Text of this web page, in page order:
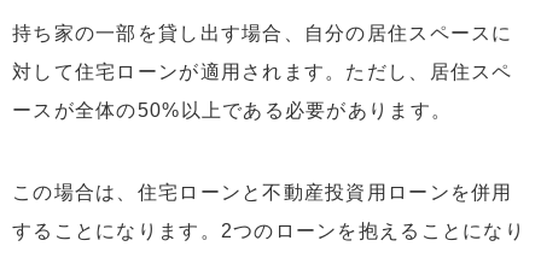
持ち家の一部を貸し出す場合、自分の居住スペースに
対して住宅ローンが適用されます。ただし、居住スペ
ースが全体の50%以上である必要があります。
この場合は、住宅ローンと不動産投資用ローンを併用
することになります。2つのローンを抱えることになり